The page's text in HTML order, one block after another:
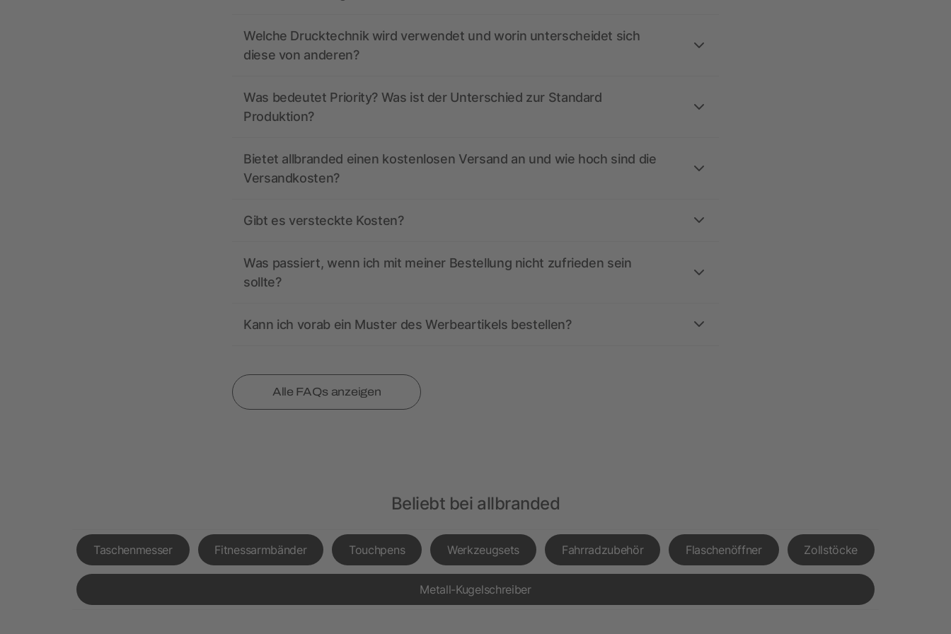
Welche Drucktechnik wird verwendet und worin unterscheidet sich
diese von anderen?
Was bedeutet Priority? Was ist der Unterschied zur Standard
Produktion?
Bietet allbranded einen kostenlosen Versand an und wie hoch sind die
Versandkosten?
Gibt es versteckte Kosten?
Was passiert, wenn ich mit meiner Bestellung nicht zufrieden sein
sollte?
Kann ich vorab ein Muster des Werbeartikels bestellen?
Alle FAQs anzeigen
Beliebt bei allbranded
Taschenmesser Fitnessarmbänder Touchpens Werkzeugsets Fahrradzubehör Flaschenöffner Zollstöcke
Metall-Kugelschreiber